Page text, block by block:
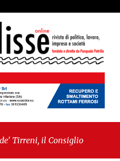
il Consiglio comunale